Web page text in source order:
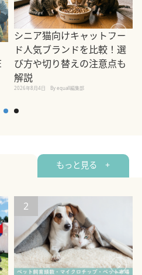
シニア猫向けキャットフー
ド人気ブランドを比較！選
び方や切り替えの注意点も
解説
2026年8月4日 By equall編集部
もっと見る +
2